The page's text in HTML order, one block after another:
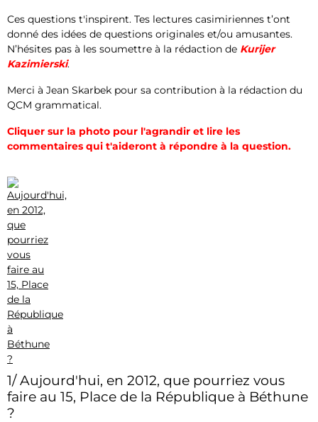
Ces questions t'inspirent. Tes lectures casimiriennes t’ont
donné des idées de questions originales et/ou amusantes.
N’hésites pas à les soumettre à la rédaction de Kurijer
Kazimierski.
Merci à Jean Skarbek pour sa contribution à la rédaction du
QCM grammatical.
Cliquer sur la photo pour l'agrandir et lire les
commentaires qui t'aideront à répondre à la question.
1/ Aujourd'hui, en 2012, que pourriez vous
faire au 15, Place de la République à Béthune
?